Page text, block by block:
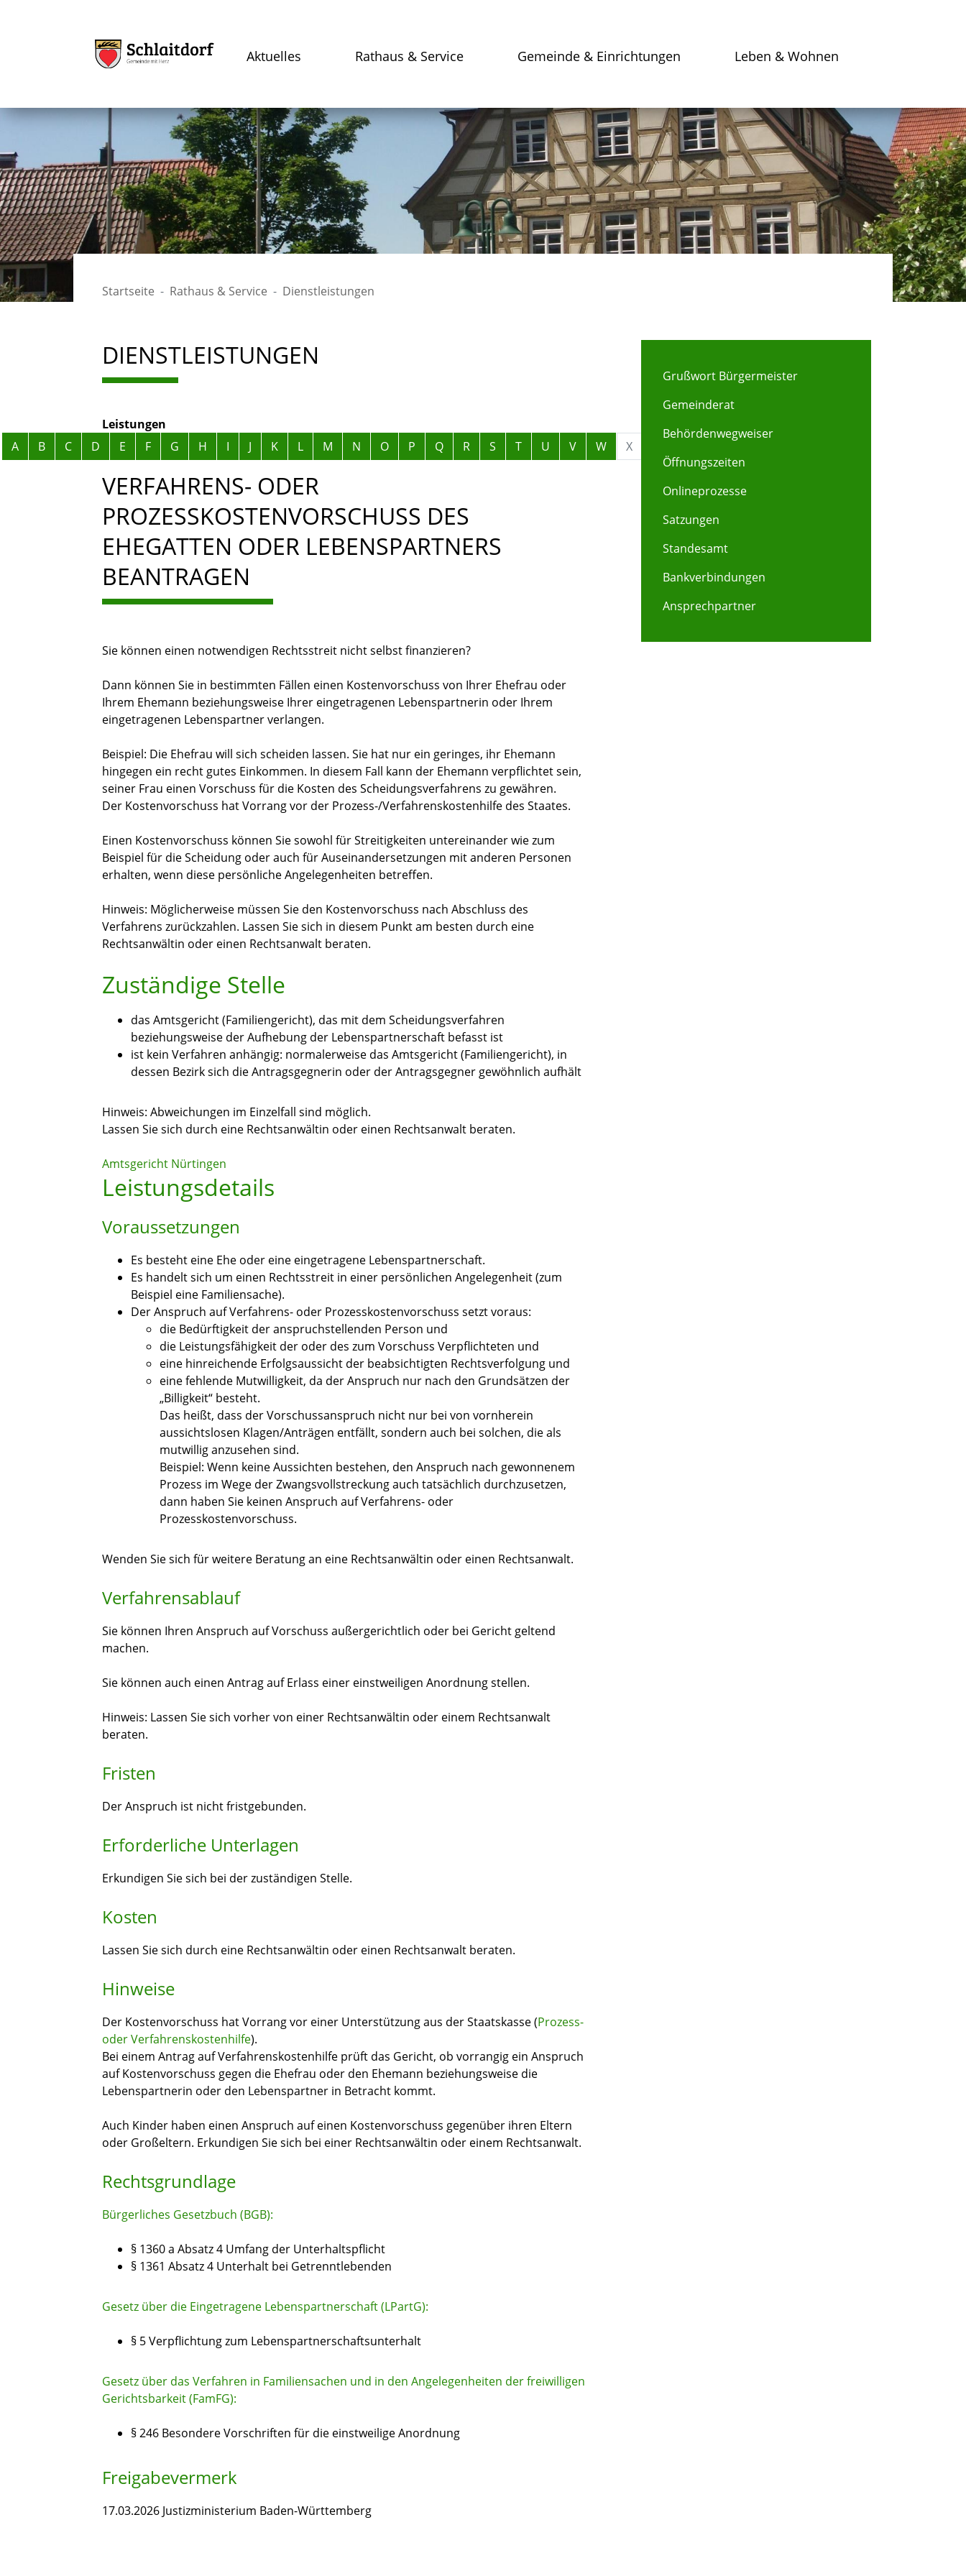
Aktuelles Rathaus & Service Gemeinde & Einrichtungen Leben & Wohnen
Startseite Rathaus & Service Dienstleistungen
DIENSTLEISTUNGEN
Leistungen
Alphabetisches Register überspringen
A B C D E F G H I J K L M N O P Q R S T U V W X
VERFAHRENS- ODER
PROZESSKOSTENVORSCHUSS DES
EHEGATTEN ODER LEBENSPARTNERS
BEANTRAGEN
Sie können einen notwendigen Rechtsstreit nicht selbst finanzieren?
Dann können Sie in bestimmten Fällen einen Kostenvorschuss von Ihrer Ehefrau oder
Ihrem Ehemann beziehungsweise Ihrer eingetragenen Lebenspartnerin oder Ihrem
eingetragenen Lebenspartner verlangen.
Beispiel: Die Ehefrau will sich scheiden lassen. Sie hat nur ein geringes, ihr Ehemann
hingegen ein recht gutes Einkommen. In diesem Fall kann der Ehemann verpflichtet sein,
seiner Frau einen Vorschuss für die Kosten des Scheidungsverfahrens zu gewähren.
Der Kostenvorschuss hat Vorrang vor der Prozess-/Verfahrenskostenhilfe des Staates.
Einen Kostenvorschuss können Sie sowohl für Streitigkeiten untereinanderwie zum
Beispiel für die Scheidung oder auch für Auseinandersetzungen mit anderen Personen
erhalten, wenn diese persönliche Angelegenheiten betreffen.
Hinweis: Möglicherweise müssen Sie den Kostenvorschuss nach Abschluss des
Verfahrens zurückzahlen. Lassen Sie sich in diesem Punkt am besten durch eine
Rechtsanwältin oder einen Rechtsanwalt beraten.
Zuständige Stelle
das Amtsgericht (Familiengericht), das mit dem Scheidungsverfahren
beziehungsweise der Aufhebung der Lebenspartnerschaft befasst ist
ist kein Verfahren anhängig: normalerweise das Amtsgericht (Familiengericht), in
dessen Bezirk sich die Antragsgegnerin oder der Antragsgegner gewöhnlich aufhält
Hinweis: Abweichungen im Einzelfall sind möglich.
Lassen Sie sich durch eine Rechtsanwältin oder einen Rechtsanwalt beraten.
Amtsgericht Nürtingen
Leistungsdetails
Voraussetzungen
Es besteht eine Ehe oder eine eingetragene Lebenspartnerschaft.
Es handelt sich um einen Rechtsstreit in einer persönlichen Angelegenheit(zum
Beispiel eine Familiensache).
Der Anspruch auf Verfahrens- oder Prozesskostenvorschuss setzt voraus:
die Bedürftigkeit der anspruchstellenden Person und
die Leistungsfähigkeit der oder des zum Vorschuss Verpflichteten und
eine hinreichende Erfolgsaussicht der beabsichtigten Rechtsverfolgung und
eine fehlende Mutwilligkeit, da der Anspruch nur nach den Grundsätzen der
„Billigkeit“ besteht.
Das heißt, dass der Vorschussanspruch nicht nur bei von vornherein
aussichtslosen Klagen/Anträgen entfällt, sondern auch bei solchen, die als
mutwillig anzusehen sind.
Beispiel: Wenn keine Aussichten bestehen, den Anspruch nach gewonnenem
Prozess im Wege der Zwangsvollstreckung auch tatsächlich durchzusetzen,
dann haben Sie keinen Anspruch auf Verfahrens- oder
Prozesskostenvorschuss.
Wenden Sie sich für weitere Beratung an eine Rechtsanwältin oder einen Rechtsanwalt.
Verfahrensablauf
Sie können Ihren Anspruch auf Vorschuss außergerichtlich oder bei Gericht geltend
machen.
Sie können auch einen Antrag auf Erlass einer einstweiligen Anordnung stellen.
Hinweis: Lassen Sie sich vorher von einer Rechtsanwältin oder einem Rechtsanwalt
beraten.
Fristen
Der Anspruch ist nicht fristgebunden.
Erforderliche Unterlagen
Erkundigen Sie sich bei der zuständigen Stelle.
Kosten
Lassen Sie sich durch eine Rechtsanwältin oder einen Rechtsanwalt beraten.
Hinweise
Der Kostenvorschuss hat Vorrang vor einer Unterstützung aus der Staatskasse (Prozess-
oder Verfahrenskostenhilfe).
Bei einem Antrag auf Verfahrenskostenhilfe prüft das Gericht, ob vorrangig ein Anspruch
auf Kostenvorschuss gegen die Ehefrau oder den Ehemann beziehungsweise die
Lebenspartnerin oder den Lebenspartner in Betracht kommt.
Auch Kinder haben einen Anspruch auf einen Kostenvorschuss gegenüber ihren Eltern
oder Großeltern. Erkundigen Sie sich bei einer Rechtsanwältin oder einem Rechtsanwalt.
Rechtsgrundlage
Bürgerliches Gesetzbuch (BGB):
§ 1360 a Absatz 4 Umfang der Unterhaltspflicht
§ 1361 Absatz 4 Unterhalt bei Getrenntlebenden
Gesetz über die Eingetragene Lebenspartnerschaft (LPartG):
§ 5 Verpflichtung zum Lebenspartnerschaftsunterhalt
Gesetz über das Verfahren in Familiensachen und in den Angelegenheiten der freiwilligen
Gerichtsbarkeit (FamFG):
§ 246 Besondere Vorschriften für die einstweilige Anordnung
Freigabevermerk
17.03.2026 Justizministerium Baden-Württemberg
Grußwort Bürgermeister
Gemeinderat
Behördenwegweiser
Öffnungszeiten
Onlineprozesse
Satzungen
Standesamt
Bankverbindungen
Ansprechpartner